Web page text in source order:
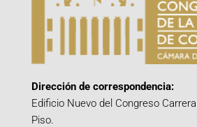
Dirección de correspondencia:
Edificio Nuevo del Congreso
Piso.